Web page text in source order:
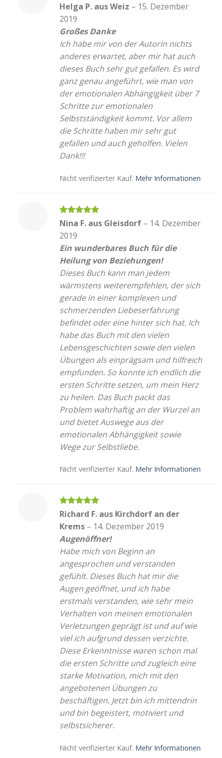
Bewertet
5von
5
Helga P. aus Weiz – 15. Dezember
2019
Großes Danke
Ich habe mir von der Autorin nichts
anderes erwartet, aber mir hat auch
dieses Buch sehr gut gefallen. Es wird
ganz genau angeführt, wie man von
der emotionalen Abhängigkeit über 7
Schritte zur emotionalen
Selbstständigkeit kommt. Vor allem
die Schritte haben mir sehr gut
gefallen und auch geholfen. Vielen
Dank!!!
Nicht verifizierter Kauf. Mehr Informationen
Bewertet
5
Nina F. aus Gleisdorf – 14. Dezember
2019
Ein wunderbares Buch für die
Heilung von Beziehungen!
Dieses Buch kann man jedem
wärmstens weiterempfehlen, der sich
gerade in einer komplexen und
schmerzenden Liebeserfahrung
befindet oder eine hinter sich hat. Ich
habe das Buch mit den vielen
Lebensgeschichten sowie den vielen
Übungen als einprägsam und hilfreich
empfunden. So konnte ich endlich die
ersten Schritte setzen, um mein Herz
zu heilen. Das Buch packt das
Problem wahrhaftig an der Wurzel an
und bietet Auswege aus der
emotionalen Abhängigkeit sowie
Wege zur Selbstliebe.
Nicht verifizierter Kauf. Mehr Informationen
Bewertet
5
Richard F. aus Kirchdorf an der
Krems – 14. Dezember 2019
Augenöffner!
Habe mich von Beginn an
angesprochen und verstanden
gefühlt. Dieses Buch hat mir die
Augen geöffnet, und ich habe
erstmals verstanden, wie sehr mein
Verhalten von meinen emotionalen
Verletzungen geprägt ist und auf wie
viel ich aufgrund dessen verzichte.
Diese Erkenntnisse waren schon mal
die ersten Schritte und zugleich eine
starke Motivation, mich mit den
angebotenen Übungen zu
beschäftigen. Jetzt bin ich mittendrin
und bin begeistert, motiviert und
selbstsicherer.
Nicht verifizierter Kauf. Mehr Informationen